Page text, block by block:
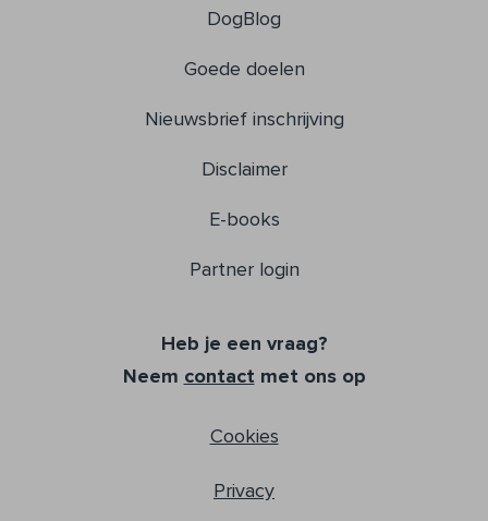
DogBlog
Goede doelen
Nieuwsbrief inschrijving
Disclaimer
E-books
Partner login
Heb je een vraag?
Neem contact met ons op
Cookies
Privacy